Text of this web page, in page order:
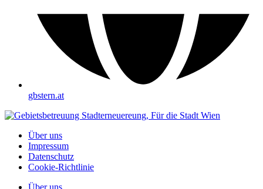
gbstern.at
Über uns
Impressum
Datenschutz
Cookie-Richtlinie